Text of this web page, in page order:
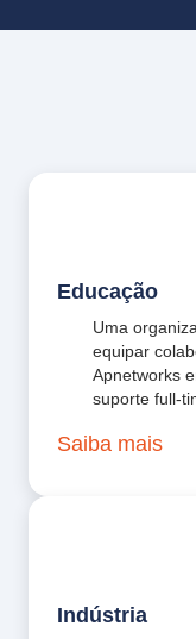
Educação
Uma
equipar
Apnetworks
suporte full-
Saiba mais
Indústria